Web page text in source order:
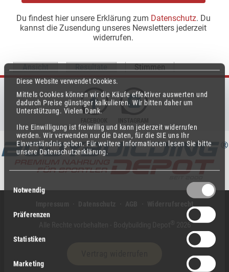
Diese Website verwendet Cookies.
Mittels Cookies können wir die Käufe effektiver auswerten und
dadurch Preise günstiger kalkulieren. Wir bitten daher um
Unterstützung. Vielen Dank.
Ihre Einwilligung ist freiwillig und kann jederzeit widerrufen
werden. Wir verwenden nur die Daten, für die SIE uns Ihr
Einverständnis geben. Für weitere Informationen lesen Sie bitte
unsere Datenschutzerklärung.
Notwendig
Präferenzen
Statistiken
Marketing
Du findest hier unsere Erklärung zum Datenschutz. Du
kannst die Zusendung unseres Newsletters jederzeit
widerrufen.
Haupt-Reiter
Ansicht Resultate Stimmen(aktiver Reiter)